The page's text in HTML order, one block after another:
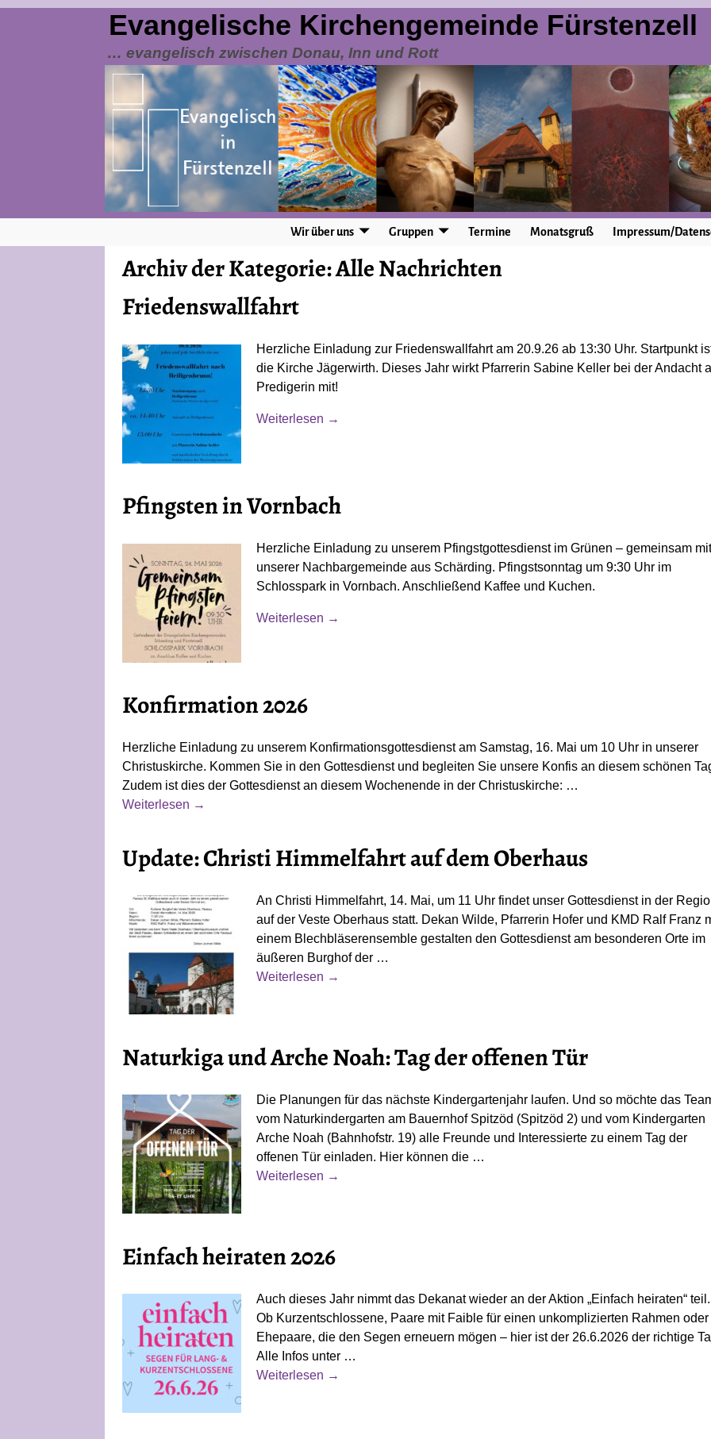
Evangelische Kirchengemeinde Fürstenzell
… evangelisch zwischen Donau, Inn und Rott
Wir über uns Gruppen Termine Monatsgruß Impressum/
Archiv der Kategorie:Alle Nachrichten
Friedenswallfahrt
Herzliche Einladung zur Friedenswallfahrt am 20.9.26 ab 13:30 Uhr. Startpunkt
die Kirche Jägerwirth. Dieses Jahr wirkt Pfarrerin Sabine Keller bei der Andacht
Predigerin mit!
Weiterlesen →
Pfingsten in Vornbach
Herzliche Einladung zu unserem Pfingstgottesdienst im Grünen – gemeinsam mit
unserer Nachbargemeinde aus Schärding. Pfingstsonntag um 9:30 Uhr im
Schlosspark in Vornbach. Anschließend Kaffee und Kuchen.
Weiterlesen →
Konfirmation 2026
Herzliche Einladung zu unserem Konfirmationsgottesdienst am Samstag, 16. Mai um 10 Uhr in unserer
Christuskirche. Kommen Sie in den Gottesdienst und begleiten Sie unsere Konfis an diesem schönen
Zudem ist dies der Gottesdienst an diesem Wochenende in der Christuskirche: …
Weiterlesen →
Update: Christi Himmelfahrt auf dem Oberhaus
An Christi Himmelfahrt, 14. Mai, um 11 Uhr findet unser Gottesdienst in der
auf der Veste Oberhaus statt. Dekan Wilde, Pfarrerin Hofer und KMD Ralf Franz
einem Blechbläserensemble gestalten den Gottesdienst am besonderen Orte im
äußeren Burghof der …
Weiterlesen →
Naturkiga und Arche Noah: Tag der offenen Tür
Die Planungen für das nächste Kindergartenjahr laufen. Und so möchte das
vom Naturkindergarten am Bauernhof Spitzöd (Spitzöd 2) und vom Kindergarten
Arche Noah (Bahnhofstr. 19) alle Freunde und Interessierte zu einem Tag der
offenen Tür einladen. Hier können die …
Weiterlesen →
Einfach heiraten 2026
Auch dieses Jahr nimmt das Dekanat wieder an der Aktion „Einfach heiraten“ teil.
Ob Kurzentschlossene, Paare mit Faible für einen unkomplizierten Rahmen oder
Ehepaare, die den Segen erneuern mögen – hier ist der 26.6.2026 der richtige
Alle Infos unter …
Weiterlesen →